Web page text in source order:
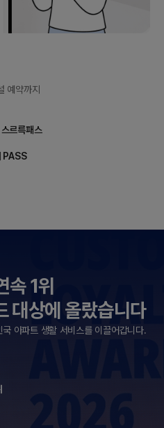
예약까지
르륵패스
PASS
속 1위
대상에 올랐습니다
아파트 생활 서비스를 이끌어갑니다.